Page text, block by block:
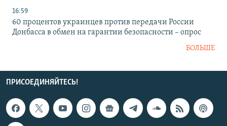
16:59
60 процентов украинцев против передачи России
Донбасса в обмен на гарантии безопасности – опрос
БОЛЬШЕ
ПРИСОЕДИНЯЙТЕСЬ!